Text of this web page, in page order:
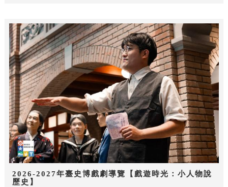
2026-2027年臺史博戲劇導覽【戲遊時光：小人物說
歷史】